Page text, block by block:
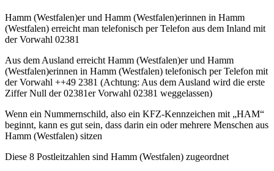
Hamm (Westfalen)er und Hamm (Westfalen)erinnen in Hamm
(Westfalen) erreicht man telefonisch per Telefon aus dem Inland mit
der Vorwahl 02381
Aus dem Ausland erreicht Hamm (Westfalen)er und Hamm
(Westfalen)erinnen in Hamm (Westfalen) telefonisch per Telefon mit
der Vorwahl ++49 2381 (Achtung: Aus dem Ausland wird die erste
Ziffer Null der 02381er Vorwahl 02381 weggelassen)
Wenn ein Nummernschild, also ein KFZ-Kennzeichen mit „HAM“
beginnt, kann es gut sein, dass darin ein oder mehrere Menschen aus
Hamm (Westfalen) sitzen
Diese 8 Postleitzahlen sind Hamm (Westfalen) zugeordnet